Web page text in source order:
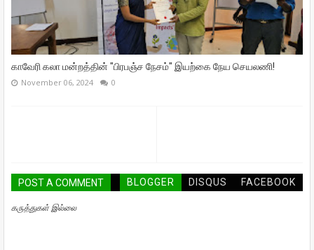
காவேரி கலா மன்றத்தின் "பிரபஞ்ச நேசம்" இயற்கை நேய செயலணி!
November 06, 2024 0
POST A COMMENT BLOGGER DISQUS FACEBOOK
கருத்துகள் இல்லை